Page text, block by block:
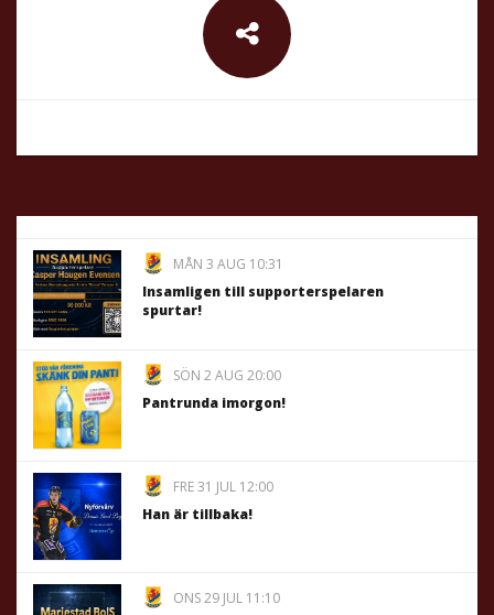
MÅN 3 AUG 10:31
Insamligen till supporterspelaren
spurtar!
SÖN 2 AUG 20:00
Pantrunda imorgon!
FRE 31 JUL 12:00
Han är tillbaka!
ONS 29 JUL 11:10